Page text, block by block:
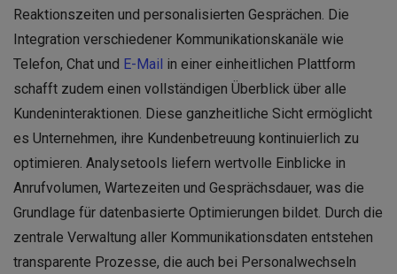
Reaktionszeiten und personalisierten Gesprächen. Die
Integration verschiedener Kommunikationskanäle wie
Telefon, Chat und E-Mail in einer einheitlichen Plattform
schafft zudem einen vollständigen Überblick über alle
Kundeninteraktionen. Diese ganzheitliche Sicht ermöglicht
es Unternehmen, ihre Kundenbetreuung kontinuierlich zu
optimieren. Analysetools liefern wertvolle Einblicke in
Anrufvolumen, Wartezeiten und Gesprächsdauer, was die
Grundlage für datenbasierte Optimierungen bildet. Durch die
zentrale Verwaltung aller Kommunikationsdaten entstehen
transparente Prozesse, die auch bei Personalwechseln